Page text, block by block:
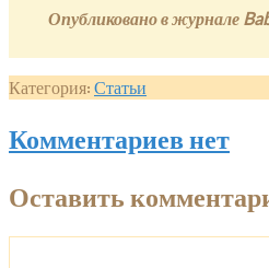
Опубликовано в журнале
Категория: Статьи
Комментариев нет
Оставить